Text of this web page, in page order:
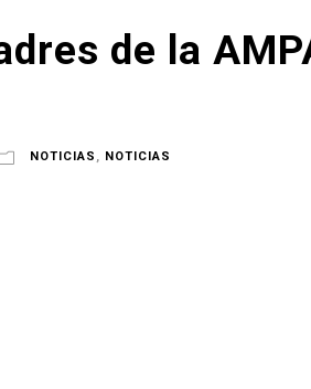
de la
NOTICIAS , NOTICIAS